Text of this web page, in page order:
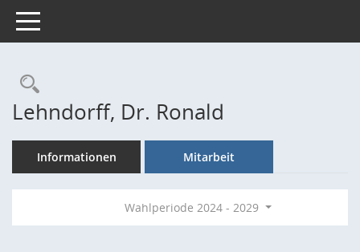
Toggle navigation
Rechercheauswahl
Lehndorff, Dr. Ronald
Informationen Mitarbeit
Wahlperiode 2024 - 2029